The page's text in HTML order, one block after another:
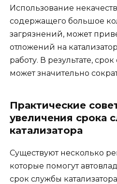
Использование
содержащего большое
загрязнений, может
отложений на
работу. В результате,
может значительно
Практические
увеличения срока
катализатора
Существуют несколько
которые помогут
срок службы